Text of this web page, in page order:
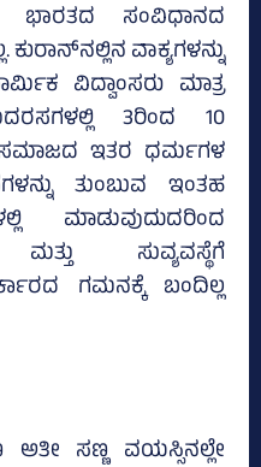
ಭಾರತದ ಸಂವಿಧಾನದ
ವಾಕ್ಯಗಳನ್ನು
ವಿದ್ವಾಂಸರು ಮಾತ್ರ
3ರಿಂದ 10
ಇತರ ಧರ್ಮಗಳ
ತುಂಬುವ ಇಂತಹ
ಮಾಡುವುದುದರಿಂದ
ಸುವ್ಯವಸ್ಥೆಗೆ
ಗಮನಕ್ಕೆ ಬಂದಿಲ್ಲ
ಸಣ್ಣ ವಯಸ್ಸಿನಲ್ಲೇ